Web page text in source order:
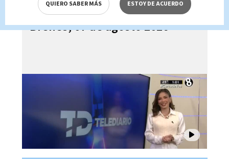
Telediario En Directo con Paula
Brenes, 07 de agosto 2026
QUIERO SABER MÁS ESTOY DE ACUERDO